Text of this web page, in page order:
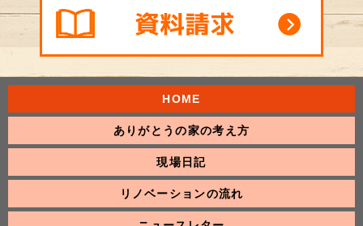
HOME
ありがとうの家の考え方
現場日記
リノベーションの流れ